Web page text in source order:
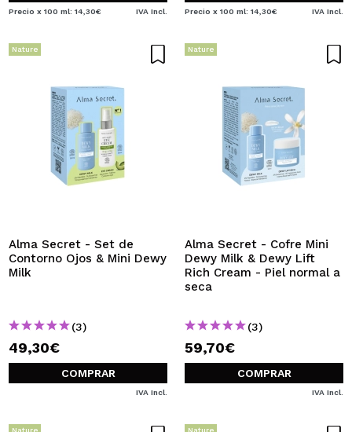
Precio x 100 ml: 14,30€ IVA Incl. Precio x 100 ml: 14,30€ IVA Incl.
Nature
Alma Secret - Set de
Contorno Ojos & Mini Dewy
Milk
(3)
49,30€
COMPRAR
IVA Incl.
Nature
Alma Secret - Cofre Mini
Dewy Milk & Dewy Lift
Rich Cream - Piel normal a
seca
(3)
59,70€
COMPRAR
IVA Incl.
Nature Nature